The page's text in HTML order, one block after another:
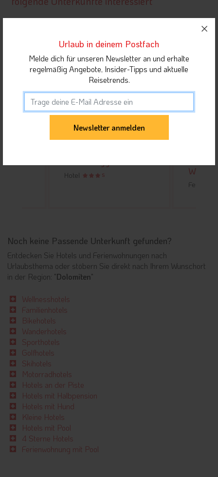
Hotel S
Noch keine Passende Unterkunft gefunden?
Entdecken Sie Hotels und Ferienwohnungen nach
Urlaubsthema oder stöbern Sie direkt nach Ihrem Wunschort
in der Region: "Dolomiten"
Wellnesshotels
Familienhotels
Bikehotels
Wanderhotels
Sporthotels
Golfhotels
Skihotels
Motorradhotels
Hotels an der Piste
Hotels mit Halbpension
Hotels mit Hund
Kleine Hotels
Hotels mit Pool
4 Sterne Hotels
Ferienwohnung mit Pool
Urlaub in deinem Postfach
Melde dich für unseren Newsletter an und erhalte
regelmäßig Angebote, Insider-Tipps und aktuelle
Reisetrends.